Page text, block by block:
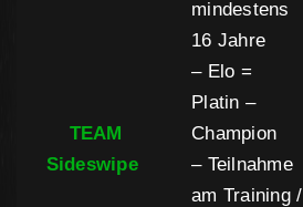
TEAM
Sideswipe
mindestens
16 Jahre
– Elo =
Platin –
Champion
– Teilnahme
am Training /